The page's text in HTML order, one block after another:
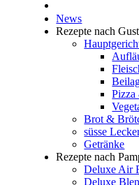
News
Rezepte nach
Pizza
Brot &
süsse
Getränke
Rezepte nach
Deluxe Air
Deluxe